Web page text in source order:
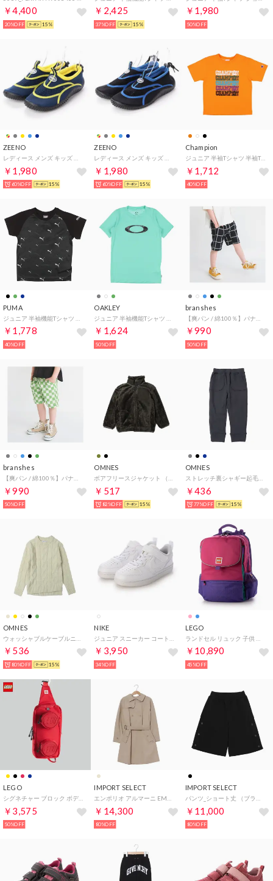
￥4,400
20%OFF 15%
￥2,425
37%OFF 15%
￥1,980
50%OFF
ZEENO
￥1,980
60%OFF 15%
ZEENO
￥1,980
60%OFF 15%
Champion
ジュニア 半袖Tシャツ 半袖Tシャツ_SHORT SLEEVE T-SHIRT CK-Z318 （フラッシュオレンジ）
￥1,712
40%OFF
PUMA
￥1,778
40%OFF
OAKLEY
￥1,624
50%OFF
branshes
￥990
50%OFF
branshes
【爽パン / 綿100％】パナマ織り総柄ハーフパンツ （グリーン）
￥990
50%OFF
OMNES
ボアフリースジャケット （カーキ）
￥517
82%OFF 15%
OMNES
ストレッチ裏シャギー起毛ロングパンツ （チャコール）
￥436
77%OFF 15%
OMNES
￥536
80%OFF 15%
NIKE
￥3,950
34%OFF
LEGO
￥10,890
45%OFF
LEGO
シグネチャー ブロック ボディバッグ バックパック SIGNATURE Brick 1x2 Sling Bag 20207-0021 （Red） （レッド）
￥3,575
50%OFF
IMPORT SELECT
エンポリオ アルマーニ EMPORIO ARMANI コート・防寒_綿・その他 （他）
￥14,300
80%OFF
IMPORT SELECT
パンツ_ショート丈 （ブラック）
￥11,000
80%OFF